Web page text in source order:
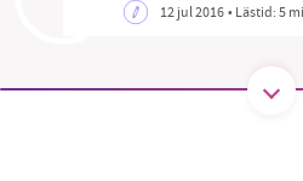
12 jul 2016• Lästid:5